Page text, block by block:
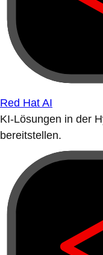
Red Hat AI
KI-Lösungen in der
bereitstellen.